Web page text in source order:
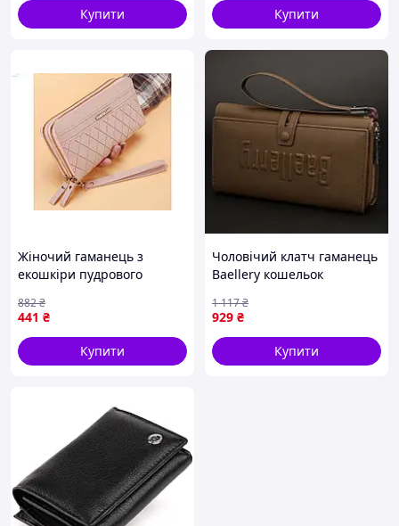
Купити
свойствамиКупити
Жіночий гаманець з
екошкіри пудрового
використання з
ортопедичними
властивостями
441 ₴
882₴
Купити
Чоловічий клатч гаманець
Baellery кошельок
929 ₴
1 117₴
Купити